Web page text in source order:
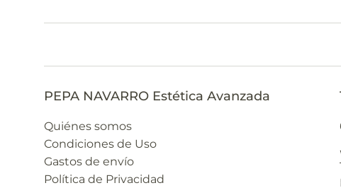
PEPA NAVARRO Estética Avanzada
Quiénes somos
Condiciones de Uso
Gastos de envío
Política de Privacidad